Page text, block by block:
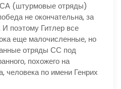
(штурмовые отряды)
не окончательна, за
поэтому Гитлер все
еще малочисленные, но
отряды СС под
похожего на
человека по имени Генрих